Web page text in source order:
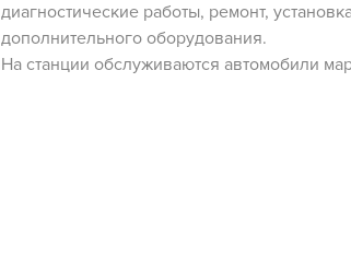
диагностические работы, ремонт,
дополнительного оборудования.
На станции обслуживаются автомобили